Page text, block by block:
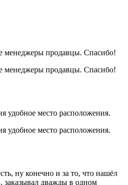
менеджеры продавцы. Спасибо!
менеджеры продавцы. Спасибо!
удобное место расположения.
удобное место расположения.
ну конечно и за то, что нашёл
заказывал дважды в одном